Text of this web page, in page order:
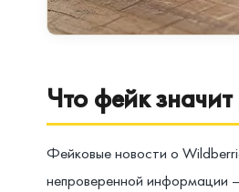
Что фейк
Фейковые новости о
непроверенной информации